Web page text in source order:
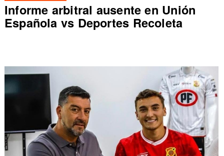
Informe arbitral ausente en Unión
Española vs Deportes Recoleta